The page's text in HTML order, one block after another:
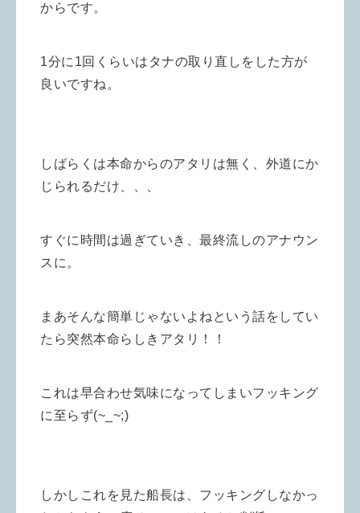
からです。
1分に1回くらいはタナの取り直しをした方が
良いですね。
しばらくは本命からのアタリは無く、外道にか
じられるだけ、、、
すぐに時間は過ぎていき、最終流しのアナウン
スに。
まあそんな簡単じゃないよねという話をしてい
たら突然本命らしきアタリ！！
これは早合わせ気味になってしまいフッキング
に至らず(~_~;)
しかしこれを見た船長は、フッキングしなかっ